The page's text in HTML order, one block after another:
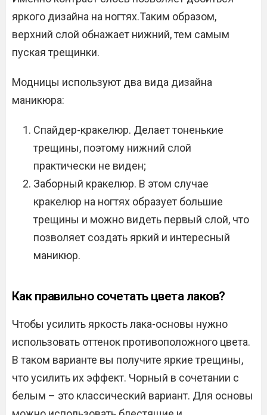
яркого дизайна на ногтях.Таким образом,
верхний слой обнажает нижний, тем самым
пуская трещинки.
Модницы используют два вида дизайна
маникюра:
Спайдер-кракелюр. Делает тоненькие
трещины, поэтому нижний слой
практически не виден;
Заборный кракелюр. В этом случае
кракелюр на ногтях образует большие
трещины и можно видеть первый слой, что
позволяет создать яркий и интересный
маникюр.
Как правильно сочетать цвета лаков?
Чтобы усилить яркость лака-основы нужно
использовать оттенок противоположного цвета.
В таком варианте вы получите яркие трещины,
что усилить их эффект. Чорный в сочетании с
белым – это классический вариант. Для основы